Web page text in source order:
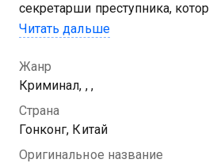
секретарши преступника,
в качестве свидетеля. Но она
подозрения в соучастии
Читать дальше
Жанр
Криминал, , ,
Страна
Гонконг, Китай
Оригинальное название